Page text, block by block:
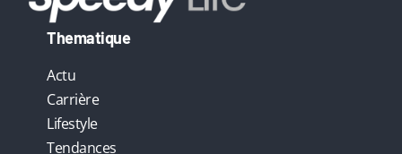
Thematique
Actu
Carrière
Lifestyle
Tendances